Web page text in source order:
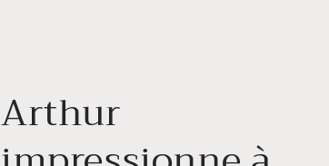
Arthur